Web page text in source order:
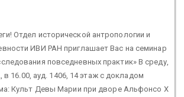
Отдел исторической антропологии и
ИВИ РАН приглашает Вас на семинар
повседневных практик» В среду,
в 16.00, ауд. 1406, 14 этаж с докладом
Культ Девы Марии при дворе Альфонсо Х